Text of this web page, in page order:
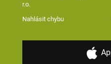
r.o.
Nahlásit chybu